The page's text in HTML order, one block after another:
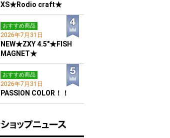
XS★Rodio craft★
おすすめ商品
2026年7月31日
NEW★ZXY 4.5"★FISH
MAGNET★
おすすめ商品
2026年7月31日
PASSION COLOR！！